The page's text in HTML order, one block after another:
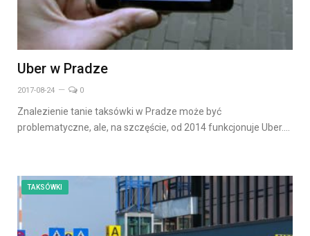
Uber w Pradze
2017-08-24 0
Znalezienie tanie taksówki w Pradze może być
problematyczne, ale, na szczęście, od 2014 funkcjonuje Uber.…
TAKSÓWKI